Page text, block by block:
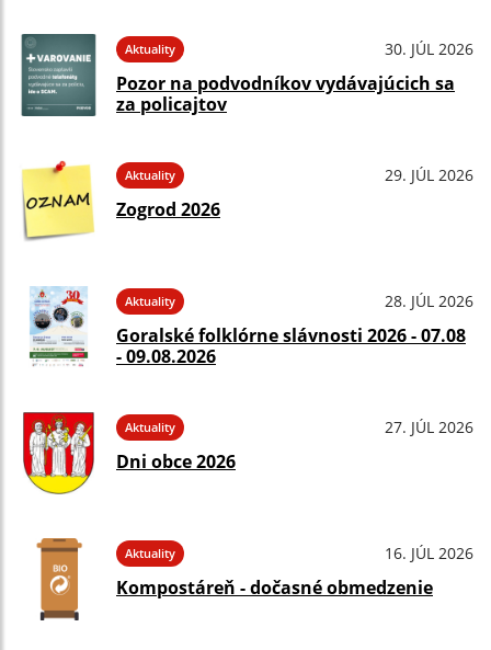
Aktuality 30. JÚL 2026
Pozor na podvodníkov vydávajúcich sa
za policajtov
Aktuality 29. JÚL 2026
Zogrod 2026
Aktuality 28. JÚL 2026
Goralské folklórne slávnosti 2026 - 07.08
- 09.08.2026
Aktuality 27. JÚL 2026
Dni obce 2026
Aktuality 16. JÚL 2026
Kompostáreň - dočasné obmedzenie